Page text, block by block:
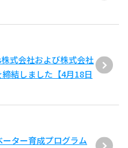
式会社および株式会社
結しました【4月18日
ター育成プログラム